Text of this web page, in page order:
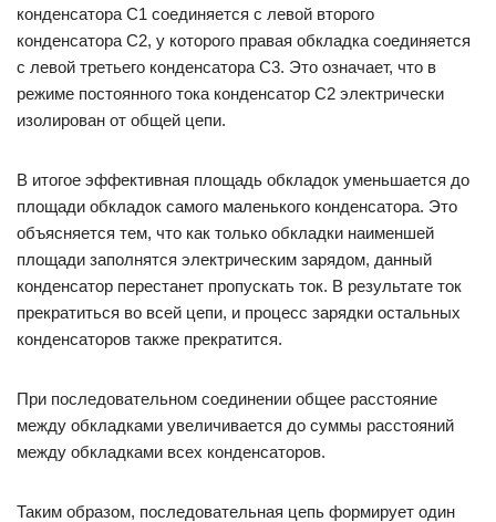
конденсатора С1 соединяется с левой второго
конденсатора С2, у которого правая обкладка соединяется
с левой третьего конденсатора С3. Это означает, что в
режиме постоянного тока конденсатор С2 электрически
изолирован от общей цепи.
В итогое эффективная площадь обкладок уменьшается до
площади обкладок самого маленького конденсатора. Это
объясняется тем, что как только обкладки наименшей
площади заполнятся электрическим зарядом, данный
конденсатор перестанет пропускать ток. В результате ток
прекратиться во всей цепи, и процесс зарядки остальных
конденсаторов также прекратится.
При последовательном соединении общее расстояние
между обкладками увеличивается до суммы расстояний
между обкладками всех конденсаторов.
Таким образом, последовательная цепь формирует один